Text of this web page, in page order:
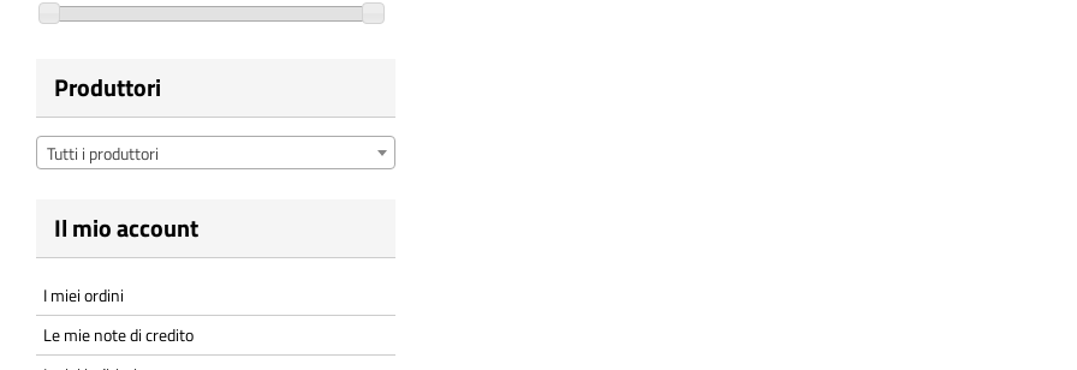
Produttori
Tutti i produttori
Il mio account
I miei ordini
Le mie note di credito